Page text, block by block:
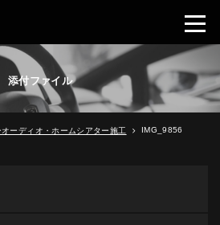
添付ファイル
ーディオ・ホームシアター施工 IMG_9856